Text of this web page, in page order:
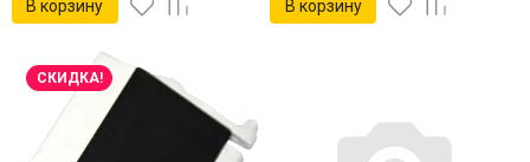
В корзину В корзину
СКИДКА!